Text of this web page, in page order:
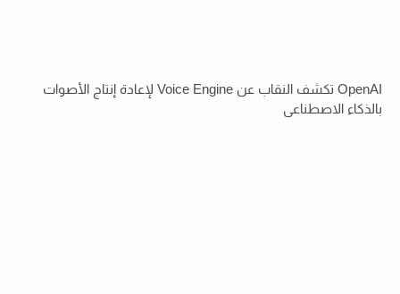
OpenAI تكشف النقاب عن Voice Engine لإعادة إنتاج الأصوات
بالذكاء الاصطناعي